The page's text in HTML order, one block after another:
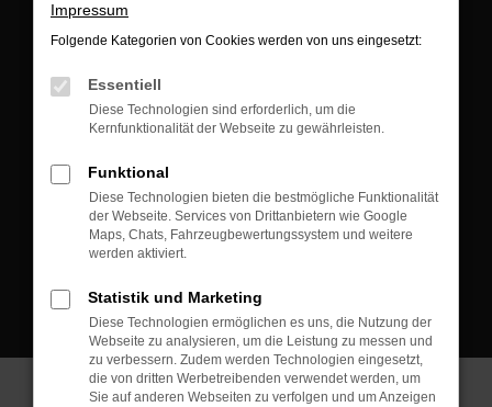
Postadresse:
Kontakt:
Tel.: +49 3745 760 90 20
Fax: +49 3745 760 90 21
Mail: fj@jakob-trading.com
Impressum
Folgende Kategorien von Cookies werden von uns eingesetzt:
Essentiell
Diese Technologien sind erforderlich, um die
Kernfunktionalität der Webseite zu gewährleisten.
Funktional
Diese Technologien bieten die bestmögliche Funktionalität
der Webseite. Services von Drittanbietern wie Google
Maps, Chats, Fahrzeugbewertungssystem und weitere
werden aktiviert.
Statistik und Marketing
Diese Technologien ermöglichen es uns, die Nutzung der
Webseite zu analysieren, um die Leistung zu messen und
zu verbessern. Zudem werden Technologien eingesetzt,
die von dritten Werbetreibenden verwendet werden, um
Sie auf anderen Webseiten zu verfolgen und um Anzeigen